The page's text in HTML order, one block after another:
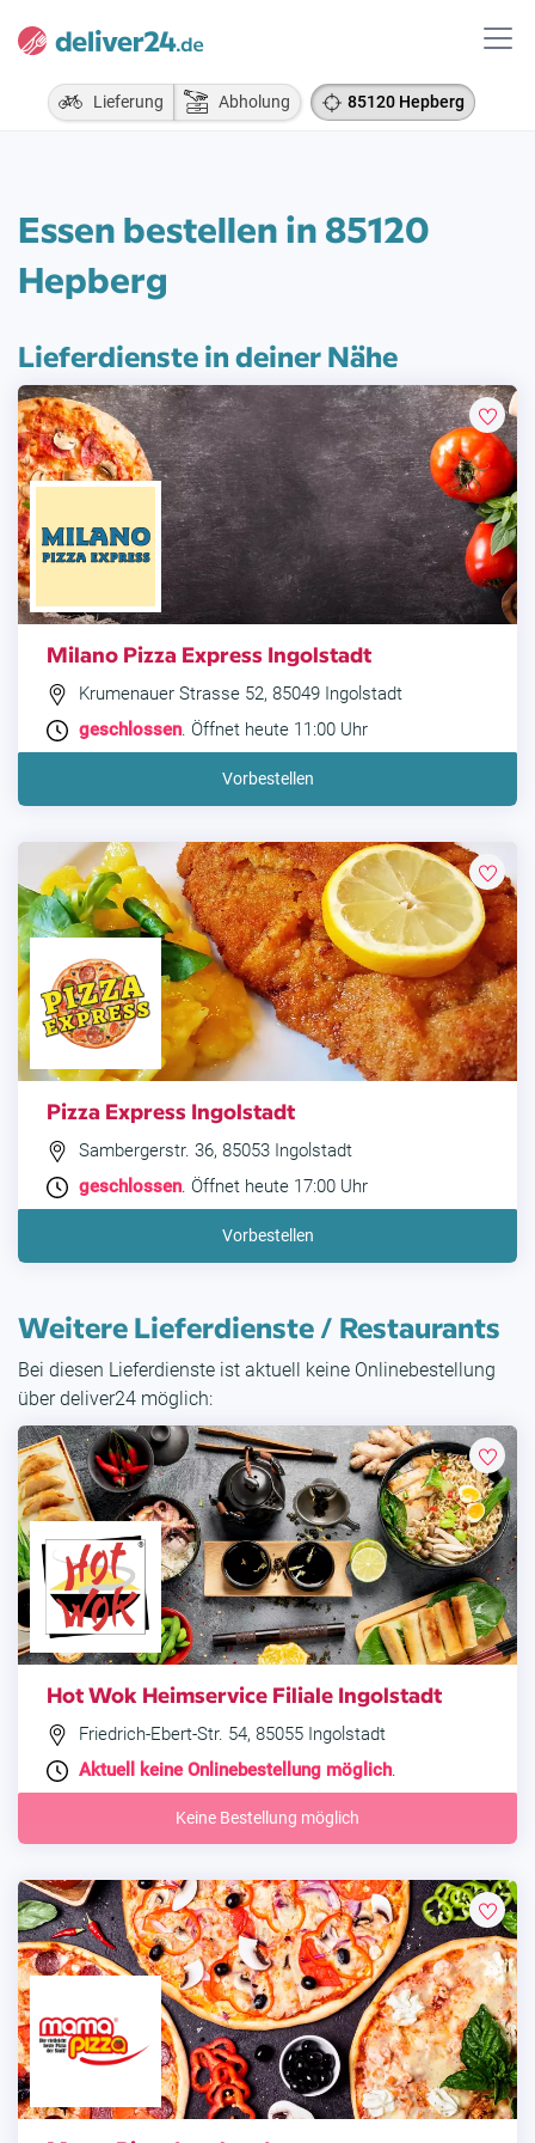
Lieferung Abholung 85120 Hepberg
Essen bestellen in 85120
Hepberg
Lieferdienste in deiner Nähe
Milano Pizza Express Ingolstadt
Krumenauer Strasse 52, 85049 Ingolstadt
geschlossen. Öffnet heute 11:00 Uhr
Vorbestellen
Pizza Express Ingolstadt
Sambergerstr. 36, 85053 Ingolstadt
geschlossen. Öffnet heute 17:00 Uhr
Vorbestellen
Weitere Lieferdienste / Restaurants
Bei diesen Lieferdienste ist aktuell keine Onlinebestellung
über deliver24 möglich:
Hot Wok Heimservice Filiale Ingolstadt
Friedrich-Ebert-Str. 54, 85055 Ingolstadt
Aktuell keine Onlinebestellung möglich.
Keine Bestellung möglich